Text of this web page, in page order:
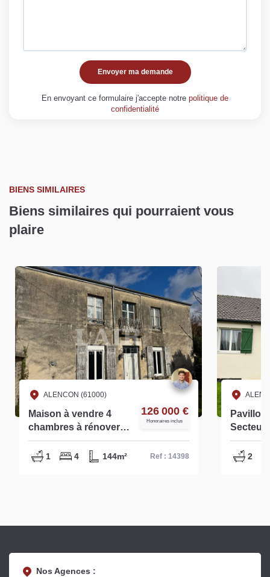
Envoyer ma demande
En envoyant ce formulaire j'accepte notre politique de
confidentialité
BIENS SIMILAIRES
Biens similaires qui pourraient vous
plaire
ALENCON (61000)
Maison à vendre 4
chambres à rénover
Alençon - réf - 14398
126 000 €
Honoraires inclus
1 4 144m² Ref : 14398
Secteur
14448
2
Nos Agences :